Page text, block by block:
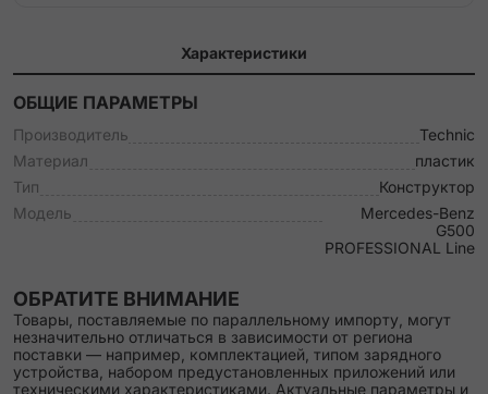
Характеристики
ОБЩИЕ ПАРАМЕТРЫ
Производитель
Technic
Материал
пластик
Тип
Конструктор
Модель
Mercedes-Benz
G500
PROFESSIONAL Line
ОБРАТИТЕ ВНИМАНИЕ
Товары, поставляемые по параллельному импорту, могут
незначительно отличаться в зависимости от региона
поставки — например, комплектацией, типом зарядного
устройства, набором предустановленных приложений или
техническими характеристиками. Актуальные параметры и